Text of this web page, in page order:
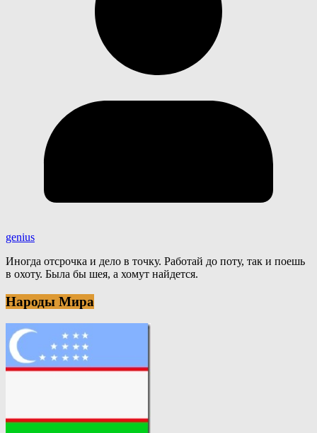
genius
Иногда отсрочка и дело в точку. Работай до поту, так и поешь
в охоту. Была бы шея, а хомут найдется.
Народы Мира